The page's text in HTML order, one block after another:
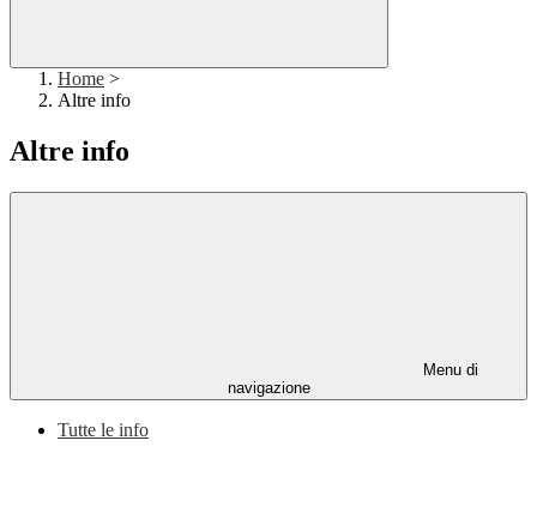
Home >
Altre info
Altre info
Menu di
navigazione
Tutte le info